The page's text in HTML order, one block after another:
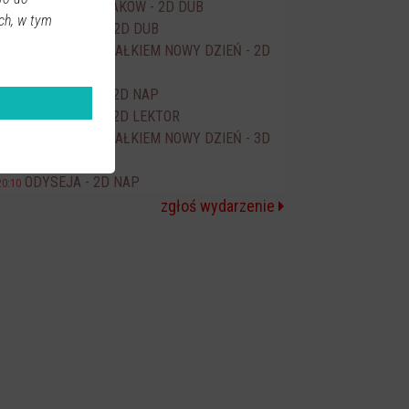
15:30 EKIPA ZWIERZAKÓW - 2D DUB
16:30 WYSCHNIĘCI - 2D DUB
SPIDER-MAN CAŁKIEM NOWY DZIEŃ - 2D
MISTRZYNIE - 2D NAP
MISTRZYNIE - 2D LEKTOR
SPIDER-MAN CAŁKIEM NOWY DZIEŃ - 3D
ODYSEJA - 2D NAP
zgłoś wydarzenie
w tym